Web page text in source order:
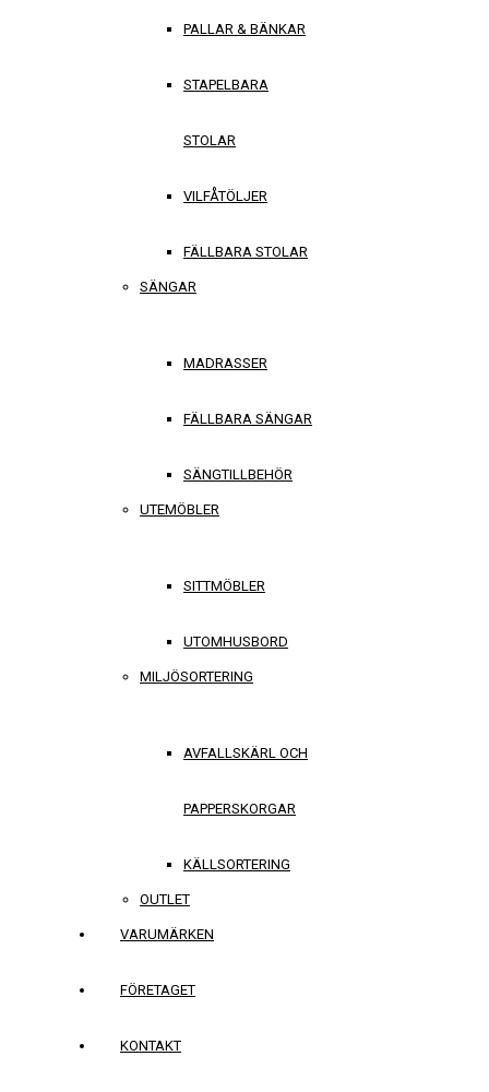
PALLAR & BÄNKAR
STAPELBARA
STOLAR
VILFÅTÖLJER
FÄLLBARA STOLAR
SÄNGAR
MADRASSER
FÄLLBARA SÄNGAR
SÄNGTILLBEHÖR
UTEMÖBLER
SITTMÖBLER
UTOMHUSBORD
MILJÖSORTERING
AVFALLSKÄRL OCH
PAPPERSKORGAR
KÄLLSORTERING
OUTLET
VARUMÄRKEN
FÖRETAGET
KONTAKT